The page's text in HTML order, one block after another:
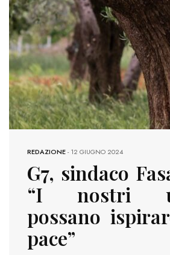
REDAZIONE-12 GIUGNO 2024
G7, sindaco
“I nostri
possano
pace”